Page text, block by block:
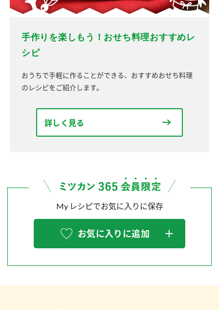
手作りを楽しもう！おせち料理おすすめレ
シピ
おうちで手軽に作ることができる、おすすめおせち料理
のレシピをご紹介します。
詳しく見る
My レシピでお気に入りに保存
お気に入りに追加